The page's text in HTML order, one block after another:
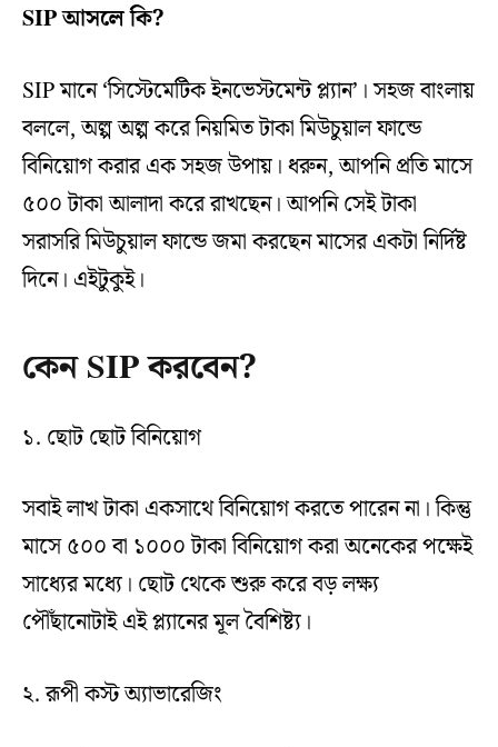
SIP আসলে কি?
SIP মানে ‘সিস্টেমেটিক ইনভেস্টমেন্ট প্ল্যান’। সহজ বাংলায়
বললে, অল্প অল্প করে নিয়মিত টাকা মিউচুয়াল ফান্ডে
বিনিয়োগ করার এক সহজ উপায়। ধরুন, আপনি প্রতি মাসে
৫০০ টাকা আলাদা করে রাখছেন। আপনি সেই টাকা
সরাসরি মিউচুয়াল ফান্ডে জমা করছেন মাসের একটা নির্দিষ্ট
দিনে। এইটুকুই।
কেন SIP করবেন?
১. ছোট ছোট বিনিয়োগ
সবাই লাখ টাকা একসাথে বিনিয়োগ করতে পারেন না। কিন্তু
মাসে ৫০০ বা ১০০০ টাকা বিনিয়োগ করা অনেকের পক্ষেই
সাধ্যের মধ্যে। ছোট থেকে শুরু করে বড় লক্ষ্য
পৌঁছানোটাই এই প্ল্যানের মূল বৈশিষ্ট্য।
২. রূপী কস্ট অ্যাভারেজিং